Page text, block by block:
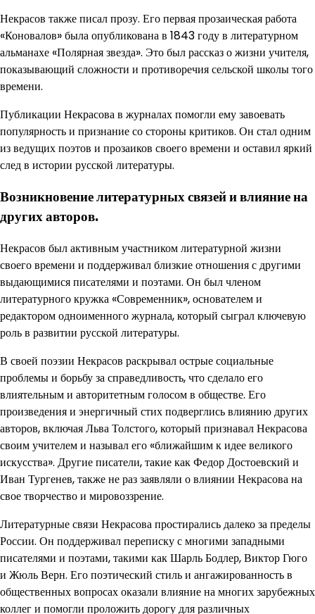
Некрасов также писал прозу. Его первая прозаическая работа
«Коновалов» была опубликована в 1843 году в литературном
альманахе «Полярная звезда». Это был рассказ о жизни учителя,
показывающий сложности и противоречия сельской школы того
времени.
Публикации Некрасова в журналах помогли ему завоевать
популярность и признание со стороны критиков. Он стал одним
из ведущих поэтов и прозаиков своего времени и оставил яркий
след в истории русской литературы.
Возникновение литературных связей и влияние на
других авторов.
Некрасов был активным участником литературной жизни
своего времени и поддерживал близкие отношения с другими
выдающимися писателями и поэтами. Он был членом
литературного кружка «Современник», основателем и
редактором одноименного журнала, который сыграл ключевую
роль в развитии русской литературы.
В своей поэзии Некрасов раскрывал острые социальные
проблемы и борьбу за справедливость, что сделало его
влиятельным и авторитетным голосом в обществе. Его
произведения и энергичный стих подверглись влиянию других
авторов, включая Льва Толстого, который признавал Некрасова
своим учителем и называл его «ближайшим к идее великого
искусства». Другие писатели, такие как Федор Достоевский и
Иван Тургенев, также не раз заявляли о влиянии Некрасова на
свое творчество и мировоззрение.
Литературные связи Некрасова простирались далеко за пределы
России. Он поддерживал переписку с многими западными
писателями и поэтами, такими как Шарль Бодлер, Виктор Гюго
и Жюль Верн. Его поэтический стиль и ангажированность в
общественных вопросах оказали влияние на многих зарубежных
коллег и помогли проложить дорогу для различных